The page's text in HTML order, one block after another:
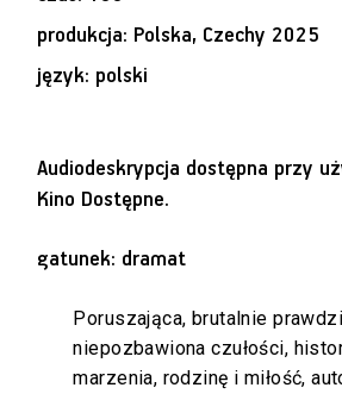
produkcja: Polska, Czechy 2025
język: polski
Audiodeskrypcja dostępna przy
Kino Dostępne.
gatunek: dramat
Poruszająca, brutalnie
niepozbawiona czułości,
marzenia, rodzinę i miłość,